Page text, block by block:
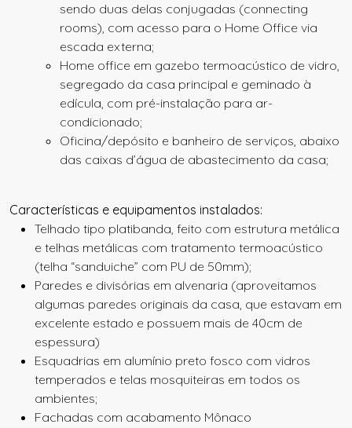
sendo duas delas conjugadas (connecting
rooms), com acesso para o Home Office via
escada externa;
Home office em gazebo termoacústico de vidro,
segregado da casa principal e geminado à
edícula, com pré-instalação para ar-
condicionado;
Oficina/depósito e banheiro de serviços, abaixo
das caixas d’água de abastecimento da casa;
Características e equipamentos instalados:
Telhado tipo platibanda, feito com estrutura metálica
e telhas metálicas com tratamento termoacústico
(telha “sanduiche” com PU de 50mm);
Paredes e divisórias em alvenaria (aproveitamos
algumas paredes originais da casa, que estavam em
excelente estado e possuem mais de 40cm de
espessura)
Esquadrias em alumínio preto fosco com vidros
temperados e telas mosquiteiras em todos os
ambientes;
Fachadas com acabamento Mônaco